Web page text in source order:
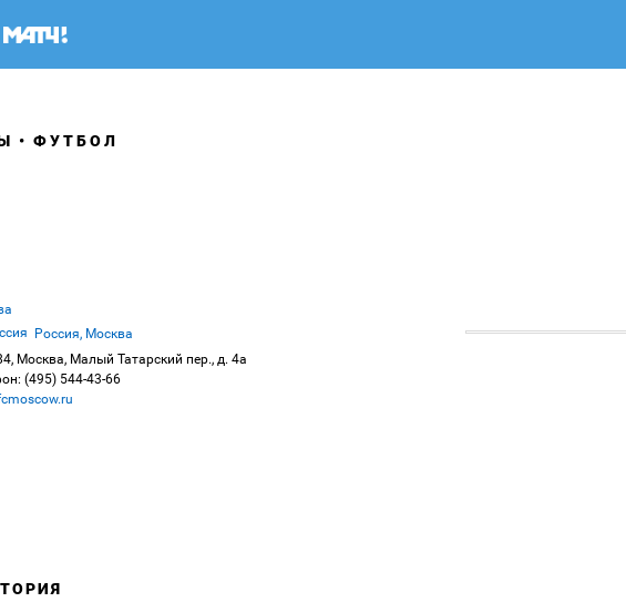
ФУТБОЛ
Россия, Москва
Москва, Малый Татарский пер., д. 4а
(495) 544-43-66